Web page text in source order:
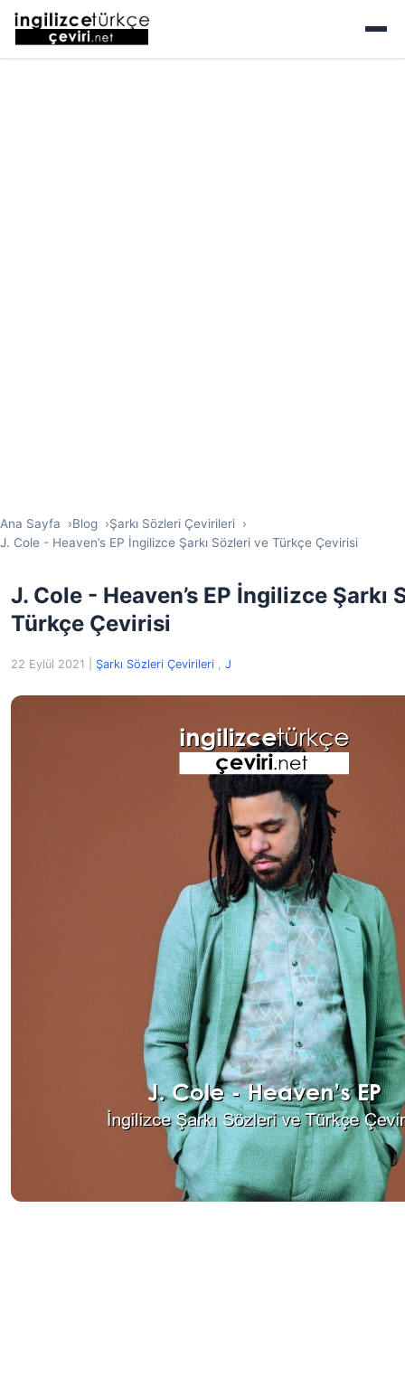
Ana Sayfa Blog
Şarkı Sözleri Çevirileri
J. Cole - Heaven’s EP İngilizce Şarkı Sözleri ve Türkçe Çevirisi
J. Cole - Heaven’s EP İngilizce Şarkı
Türkçe Çevirisi
22 Eylül 2021 Şarkı Sözleri Çevirileri , J